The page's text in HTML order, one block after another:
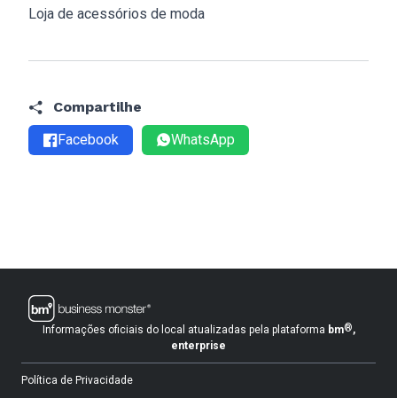
Loja de acessórios de moda
Compartilhe
Facebook
WhatsApp
Informações oficiais do local atualizadas pela plataforma bm®,
enterprise
Política de Privacidade